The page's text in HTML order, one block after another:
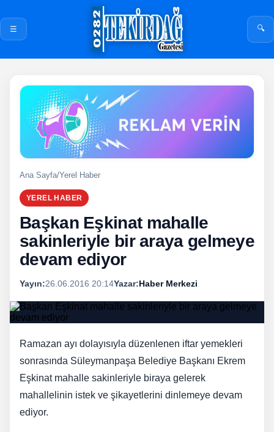
☰ 🔍
Ana Sayfa/Yerel Haber
YEREL HABER
Başkan Eşkinat mahalle
sakinleriyle bir araya gelmeye
devam ediyor
Yayın:26.06.2016 20:14Yazar:Haber Merkezi
Ramazan ayı dolayısıyla düzenlenen iftar yemekleri
sonrasında Süleymanpaşa Belediye Başkanı Ekrem
Eşkinat mahalle sakinleriyle biraya gelerek
mahallelinin istek ve şikayetlerini dinlemeye devam
ediyor.